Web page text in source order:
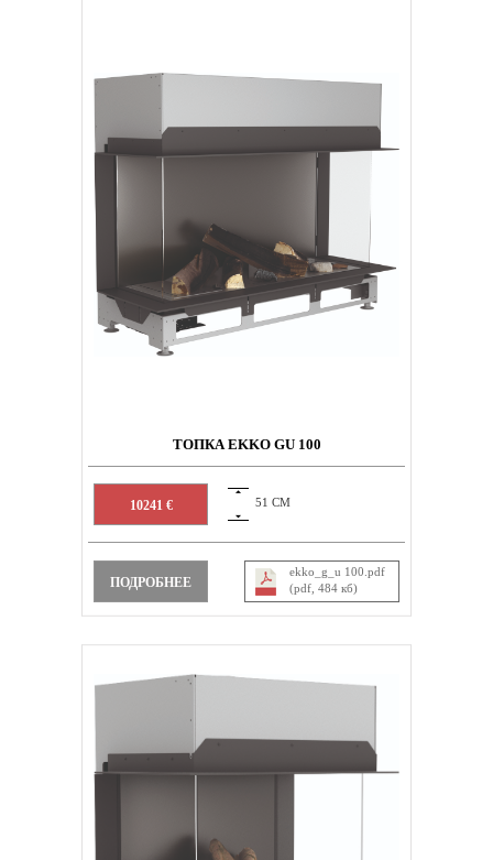
ТОПКА EKKO GU 100
10241 € 51 СМ
ПОДРОБНЕЕ
ekko_g_u 100.pdf
(pdf, 484 кб)